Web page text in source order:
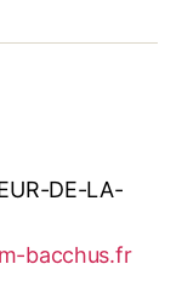
DE-LA-
bacchus.fr